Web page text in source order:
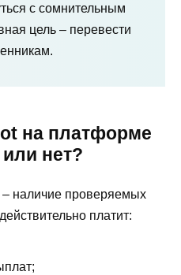
с сомнительным
цель – перевести
на платформе
нет?
наличие проверяемых
платит: